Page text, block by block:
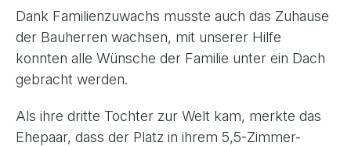
Dank Familienzuwachs musste auch das Zuhause
der Bauherren wachsen, mit unserer Hilfe
konnten alle Wünsche der Familie unter ein Dach
gebracht werden.
Als ihre dritte Tochter zur Welt kam, merkte das
Ehepaar, dass der Platz in ihrem 5,5-Zimmer-